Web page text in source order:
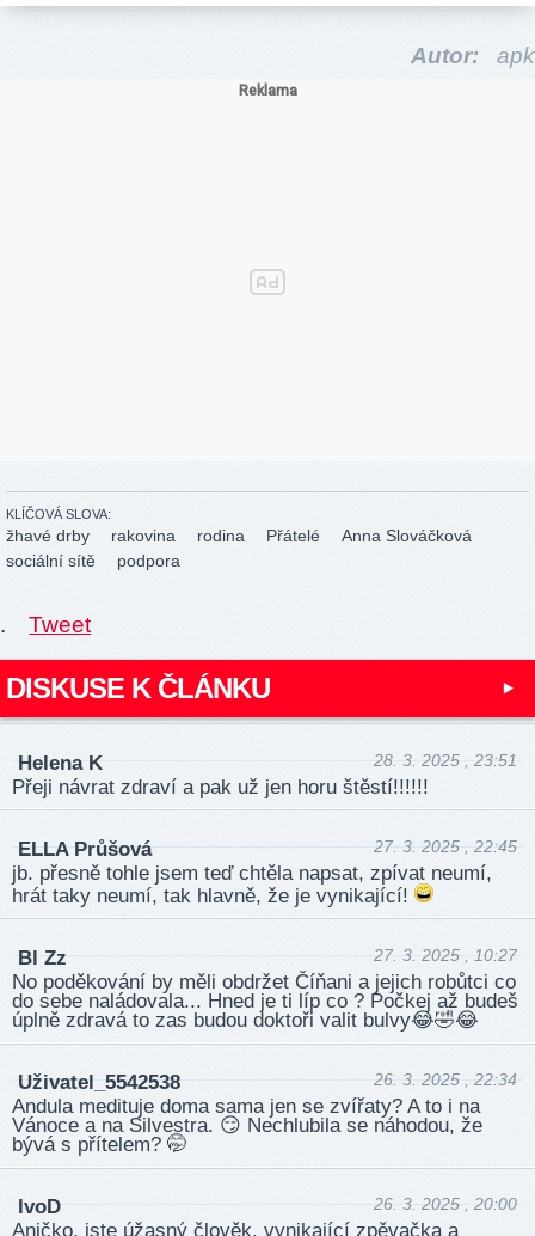
Autor: apk
KLÍČOVÁ SLOVA:
žhavé drby rakovina rodina Přátelé
Anna Slováčková
sociální sítě
podpora
. Tweet
DISKUSE K ČLÁNKU
Helena K 28. 3. 2025 , 23:51
Přeji návrat zdraví a pak už jen horu štěstí!!!!!!
ELLA Průšová 27. 3. 2025 , 22:45
jb. přesně tohle jsem teď chtěla napsat, zpívat neumí,
hrát taky neumí, tak hlavně, že je vynikající!
Bl Zz 27. 3. 2025 , 10:27
No poděkování by měli obdržet Číňani a jejich robůtci co
do sebe naládovala... Hned je ti líp co ? Počkej až budeš
úplně zdravá to zas budou doktoři valit bulvy😂🤣😂
Uživatel_5542538 26. 3. 2025 , 22:34
Andula medituje doma sama jen se zvířaty? A to i na
Vánoce a na Silvestra. 😏 Nechlubila se náhodou, že
bývá s přítelem? 🤭
IvoD 26. 3. 2025 , 20:00
Aničko, jste úžasný člověk, vynikající zpěvačka a